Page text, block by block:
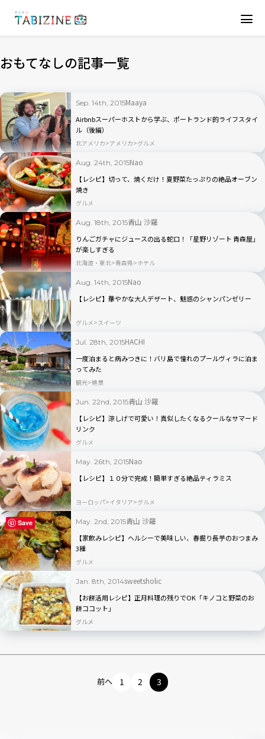
おもてなしの記事一覧
Sep. 14th, 2015Maaya
Airbnbスーパーホストから学ぶ、ポートランド的ライフスタイ
ル（後編）
北アメリカ アメリカ グルメ
Aug. 24th, 2015Nao
【レシピ】切って、焼くだけ！夏野菜たっぷりの絶品オーブン
焼き
グルメ
Aug. 18th, 2015青山 沙羅
りんごガチャにジュースの出る蛇口！「星野リゾート 青森屋」
が楽しすぎる
北海道・東北 青森県 ホテル
Aug. 14th, 2015Nao
【レシピ】華やかな大人デザート、魅惑のシャンパンゼリー
グルメ スイーツ
Jul. 28th, 2015HACHI
一度泊まると病みつきに！バリ島で憧れのプールヴィラに泊ま
ってみた
観光 絶景
Jun. 22nd, 2015青山 沙羅
【レシピ】涼しげで可愛い！真似したくなるクールなサマード
リンク
グルメ
May. 26th, 2015Nao
【レシピ】１０分で完成！簡単すぎる絶品ティラミス
ヨーロッパ イタリア グルメ
May. 2nd, 2015青山 沙羅
【家飲みレシピ】ヘルシーで美味しい、春掘り長芋のおつまみ
3種
グルメ
Jan. 8th, 2014sweetsholic
【お餅活用レシピ】正月料理の残りでOK「キノコと野菜のお
餅ココット」
グルメ
前へ 1 2 3
Save